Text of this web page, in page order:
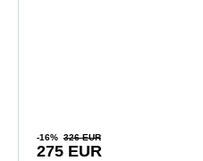
-16% 326 EUR
275 EUR